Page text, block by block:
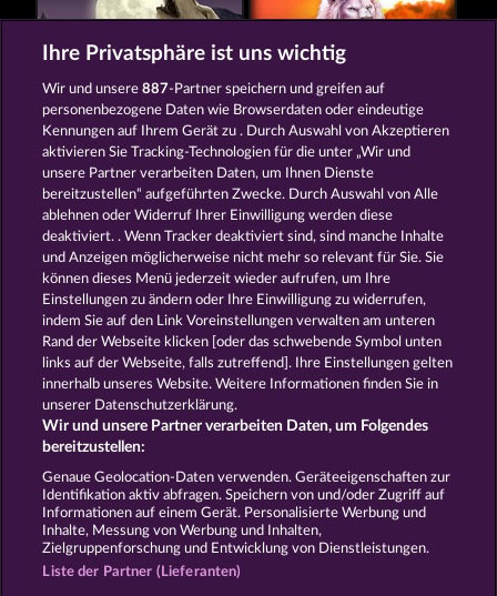
Night Wolves Majestic King
Duck Shooter
AGB Datenschutz Impressum
Unternehmensseite
Affiliate-Programm
Widerruf einreichen
Ihre Privatsphäre ist uns wichtig
Wir und unsere887-Partner speichern und greifen auf
personenbezogene Daten wie Browserdaten oder eindeutige
Kennungen auf Ihrem Gerät zu . Durch Auswahl von Akzeptieren
aktivieren Sie Tracking-Technologien für die unter „Wir und
unsere Partner verarbeiten Daten, um Ihnen Dienste
bereitzustellen“ aufgeführten Zwecke. Durch Auswahl von Alle
ablehnen oder Widerruf Ihrer Einwilligung werden diese
deaktiviert. . Wenn Tracker deaktiviert sind, sind manche Inhalte
und Anzeigen möglicherweise nicht mehr so ​​relevant für Sie. Sie
können dieses Menü jederzeit wieder aufrufen, um Ihre
Einstellungen zu ändern oder Ihre Einwilligung zu widerrufen,
indem Sie auf den Link Voreinstellungen verwalten am unteren
Rand der Webseite klicken [oder das schwebende Symbol unten
links auf der Webseite, falls zutreffend]. Ihre Einstellungen gelten
innerhalb unseres Website. Weitere Informationen finden Sie in
unserer Datenschutzerklärung.
Wir und unsere Partner verarbeiten Daten, um Folgendes
bereitzustellen:
Genaue Geolocation-Daten verwenden. Geräteeigenschaften zur
Identifikation aktiv abfragen. Speichern von und/oder Zugriff auf
Informationen auf einem Gerät. Personalisierte Werbung und
Inhalte, Messung von Werbung und Inhalten,
Zielgruppenforschung und Entwicklung von Dienstleistungen.
Liste der Partner (Lieferanten)